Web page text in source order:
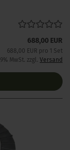
688,00 EUR
688,00 EUR pro 1 Set
MwSt. zzgl. Versand